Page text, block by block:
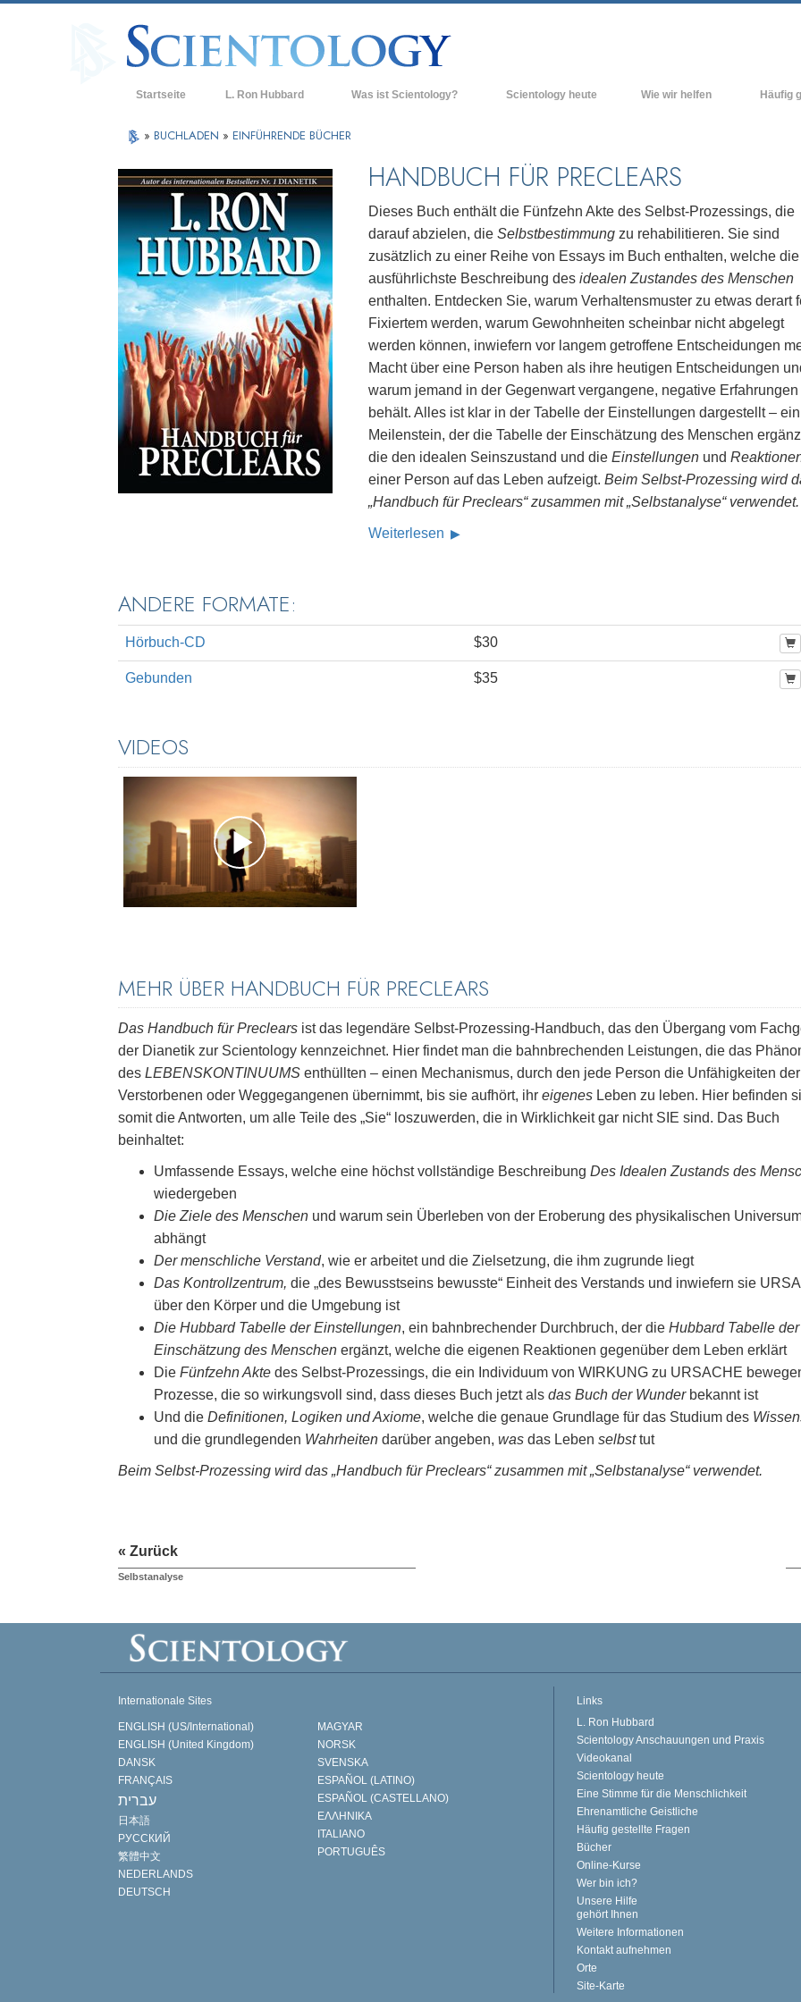
Startseite L. Ron Hubbard Was ist Scientology?
Scientology Bekenntnisse und Kodizes
Lernen Sie einen Scientologen kennen
Innerhalb einer Scientology Kirche
Die Grundprinzipien der Scientology
Eine Einführung in die Dianetik
Liebe und Hass – Was ist Größe?
Scientology heute
Neue Scientology Kirchen
Flag Land Base
Freewinds
Scientology für die Welt
David Miscavige - Das kirchliche
Oberhaupt der Scientology
Wie wir helfen Häufig
Die
» BUCHLADEN » EINFÜHRENDE BÜCHER
HANDBUCH FÜR PRECLEARS
Dieses Buch enthält die Fünfzehn Akte des Selbst-Prozessings, die
darauf abzielen, die Selbstbestimmung zu rehabilitieren. Sie sind
zusätzlich zu einer Reihe von Essays im Buch enthalten, welche die
ausführlichste Beschreibung des idealen Zustandes des Menschen
enthalten. Entdecken Sie, warum Verhaltensmuster zu etwas derart
Fixiertem werden, warum Gewohnheiten scheinbar nicht abgelegt
werden können, inwiefern vor langem getroffene Entscheidungen
Macht über eine Person haben als ihre heutigen Entscheidungen
warum jemand in der Gegenwart vergangene, negative Erfahrungen
behält. Alles ist klar in der Tabelle der Einstellungen dargestellt – ein
Meilenstein, der die Tabelle der Einschätzung des Menschen
die den idealen Seinszustand und die Einstellungen und
einer Person auf das Leben aufzeigt. Beim Selbst-Prozessing wird
„Handbuch für Preclears“ zusammen mit „Selbstanalyse“ verwendet.
Weiterlesen
ANDERE FORMATE:
Hörbuch-CD $30
Gebunden $35
VIDEOS
MEHR ÜBER HANDBUCH FÜR PRECLEARS
Das Handbuch für Preclears ist das legendäre Selbst-Prozessing-Handbuch, das den Übergang vom
der Dianetik zur Scientology kennzeichnet. Hier findet man die bahnbrechenden Leistungen, die das
des LEBENSKONTINUUMS enthüllten – einen Mechanismus, durch den jede Person die Unfähigkeiten der
Verstorbenen oder Weggegangenen übernimmt, bis sie aufhört, ihr eigenes Leben zu leben. Hier befinden
somit die Antworten, um alle Teile des „Sie“ loszuwerden, die in Wirklichkeit gar nicht SIE sind. Das Buch
beinhaltet:
Umfassende Essays, welche eine höchst vollständige Beschreibung Des Idealen Zustands des
wiedergeben
Die Ziele des Menschen und warum sein Überleben von der Eroberung des physikalischen
abhängt
Der menschliche Verstand, wie er arbeitet und die Zielsetzung, die ihm zugrunde liegt
Das Kontrollzentrum, die „des Bewusstseins bewusste“ Einheit des Verstands und inwiefern sie
über den Körper und die Umgebung ist
Die Hubbard Tabelle der Einstellungen, ein bahnbrechender Durchbruch, der die Hubbard Tabelle der
Einschätzung des Menschen ergänzt, welche die eigenen Reaktionen gegenüber dem Leben erklärt
Die Fünfzehn Akte des Selbst-Prozessings, die ein Individuum von WIRKUNG zu URSACHE
Prozesse, die so wirkungsvoll sind, dass dieses Buch jetzt als das Buch der Wunderbekannt ist
Und die Definitionen, Logiken und Axiome, welche die genaue Grundlage für das Studium des
und die grundlegenden Wahrheiten darüber angeben, was das Leben selbsttut
Beim Selbst-Prozessing wird das „Handbuch für Preclears“ zusammen mit „Selbstanalyse“ verwendet.
« Zurück
Selbstanalyse
Internationale Sites
ENGLISH (US/International)
ENGLISH (United Kingdom)
DANSK
FRANÇAIS
עברית
日本語
РУССКИЙ
繁體中文
NEDERLANDS
DEUTSCH
MAGYAR
NORSK
SVENSKA
ESPAÑOL (LATINO)
ESPAÑOL (CASTELLANO)
ΕΛΛΗΝΙΚA
ITALIANO
PORTUGUÊS
Links
L. Ron Hubbard
Scientology Anschauungen und Praxis
Videokanal
Scientology heute
Eine Stimme für die Menschlichkeit
Ehrenamtliche Geistliche
Häufig gestellte Fragen
Bücher
Online-Kurse
Wer bin ich?
Unsere Hilfe
gehört Ihnen
Weitere Informationen
Kontakt aufnehmen
Orte
Site-Karte